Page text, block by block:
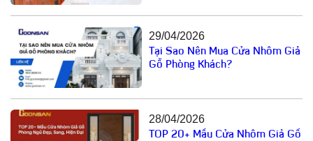
29/04/2026
Tại Sao Nên Mua Cửa Nhôm Giả
Gỗ Phòng Khách?
28/04/2026
TOP 20+ Mẫu Cửa Nhôm Giả Gỗ